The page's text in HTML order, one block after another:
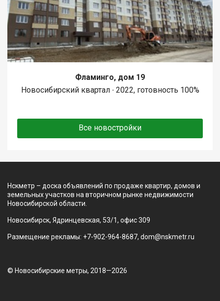
Фламинго, дом 19
Новосибирский квартал ∙ 2022, готовность 100%
Все новостройки
Нскметр – доска объявлений по продаже квартир, домов и
земельных участков на вторичном рынке недвижимости
Новосибирской области.
Новосибирск, Ядринцевская, 53/1, офис 309
Размещение рекламы: +7-902-964-8687, dom@nskmetr.ru
© Новосибирские метры, 2018—2026